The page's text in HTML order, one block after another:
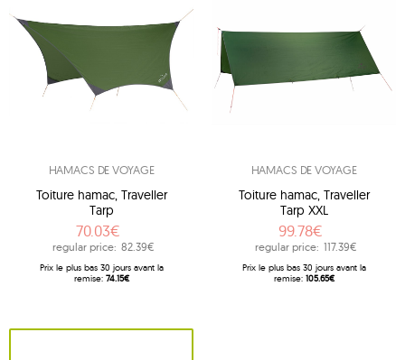
HAMACS DE VOYAGE
Toiture hamac, Traveller
Tarp
70.03€
regular price: 82.39€
Prix ​​le plus bas 30 jours avant la
remise: 74.15€
HAMACS DE VOYAGE
Toiture hamac, Traveller
Tarp XXL
99.78€
regular price: 117.39€
Prix ​​le plus bas 30 jours avant la
remise: 105.65€